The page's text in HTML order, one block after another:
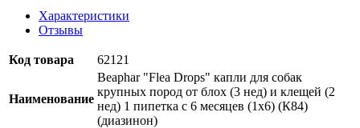
Характеристики
Отзывы
Код товара 62121
Наименование
Beaphar "Flea Drops" капли для собак
крупных пород от блох (3 нед) и клещей (2
нед) 1 пипетка с 6 месяцев (1х6) (К84)
(диазинон)